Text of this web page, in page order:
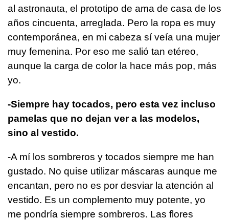
al astronauta, el prototipo de ama de casa de los
años cincuenta, arreglada. Pero la ropa es muy
contemporánea, en mi cabeza sí veía una mujer
muy femenina. Por eso me salió tan etéreo,
aunque la carga de color la hace más pop, más
yo.
-Siempre hay tocados, pero esta vez incluso
pamelas que no dejan ver a las modelos,
sino al vestido.
-A mí los sombreros y tocados siempre me han
gustado. No quise utilizar máscaras aunque me
encantan, pero no es por desviar la atención al
vestido. Es un complemento muy potente, yo
me pondría siempre sombreros. Las flores